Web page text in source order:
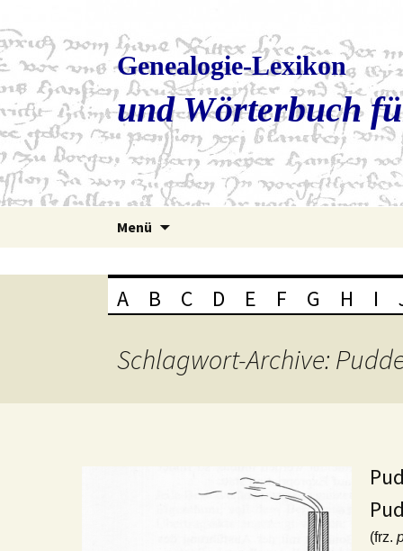
Genealogie-Lexikon
und Wörterbuch
Menü
A B C D E F G H I
Schlagwort-Archive:
(frz.